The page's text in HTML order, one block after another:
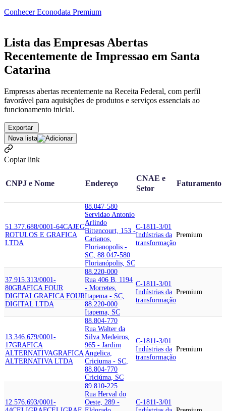
Conhecer Econodata Premium
Lista das Empresas Abertas
Recentemente de Impressao em Santa
Catarina
Empresas abertas recentemente na Receita Federal, com perfil
favorável para aquisições de produtos e serviços essenciais ao
funcionamento inicial.
Exportar
Nova lista
Copiar link
CNPJ e Nome Endereço
CNAE e
Setor
Faturamento
51.377.688/0001-64CAJEG
ROTULOS E GRAFICA
LTDA
88.047-580
Servidao Antonio
Arlindo
Bittencourt, 153 -
Carianos,
Florianopolis -
SC, 88.047-580
Florianópolis, SC
C-1811-3/01
Indústrias da
transformação
Premium
37.915.313/0001-
80GRAFICA FOUR
DIGITALGRAFICA FOUR
DIGITAL LTDA
88.220-000
Rua 406 B, 1194
- Morretes,
Itapema - SC,
88.220-000
Itapema, SC
C-1811-3/01
Indústrias da
transformação
Premium
13.346.679/0001-
17GRAFICA
ALTERNATIVAGRAFICA
ALTERNATIVA LTDA
88.804-770
Rua Walter da
Silva Medeiros,
965 - Jardim
Angelica,
Criciuma - SC,
88.804-770
Criciúma, SC
C-1811-3/01
Indústrias da
transformação
Premium
12.576.693/0001-
89.810-225
Rua Herval do
Oeste, 289 -
C-1811-3/01